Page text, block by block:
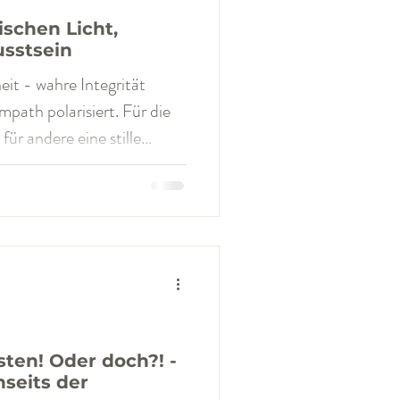
Licht,
- wahre Integrität
Für die
andere eine stille
keine Worte hatte.
Phänomen , das vor
Menschen mit
zu finden ist. Dark
Sie sind auch keine
Oder doch?! -
der